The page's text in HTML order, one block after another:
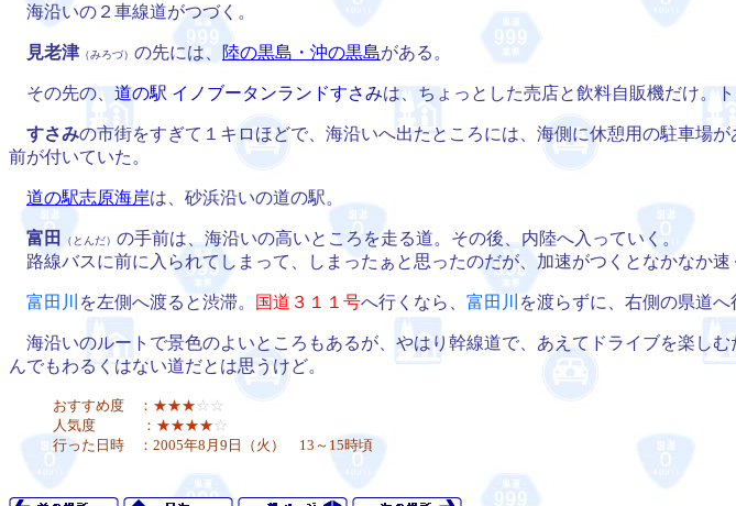
海沿いの２車線道がつづく。
見老津 （みろづ） の先には、 陸の黒島・沖の黒島がある。
その先の、 道の駅 イノブータンランドすさみは、ちょっとした売店と飲料自販機だけ。
すさみの市街をすぎて１キロほどで、海沿いへ出たところには、海側に休憩用の駐車場が
前が付いていた。
道の駅志原海岸は、砂浜沿いの道の駅。
富田 （とんだ） の手前は、海沿いの高いところを走る道。その後、内陸へ入っていく。
路線バスに前に入られてしまって、しまったぁと思ったのだが、加速がつくとなかなか速
富田川 を左側へ渡ると渋滞。 国道３１１号へ行くなら、 富田川 を渡らずに、右側の県道へ
海沿いのルートで景色のよいところもあるが、やはり幹線道で、あえてドライブを楽し
んでもわるくはない道だとは思うけど。
おすすめ度 ： ★★★☆☆
人気度 ： ★★★★☆
行った日時 ：2005年8月9日（火） 13～15時頃